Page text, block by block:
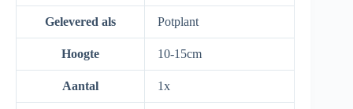
Gelevered als Potplant
Hoogte 10-15cm
Aantal 1x